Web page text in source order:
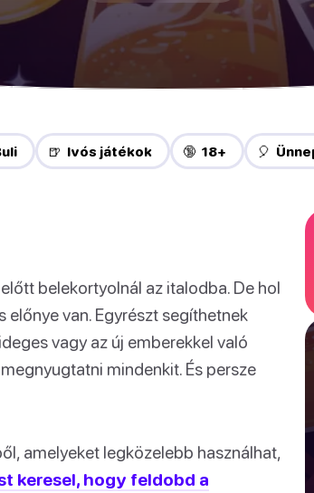
🍺 Ivós játékok 🔞 18+ 🎈
belekortyolnál az italodba. De hol
van. Egyrészt segíthetnek
vagy az új emberekkel való
mindenkit. És persze
amelyeket legközelebb használhat,
keresel, hogy feldobd a